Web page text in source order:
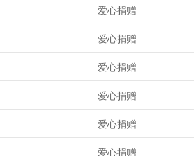
爱心捐赠
爱心捐赠
爱心捐赠
爱心捐赠
爱心捐赠
爱心捐赠